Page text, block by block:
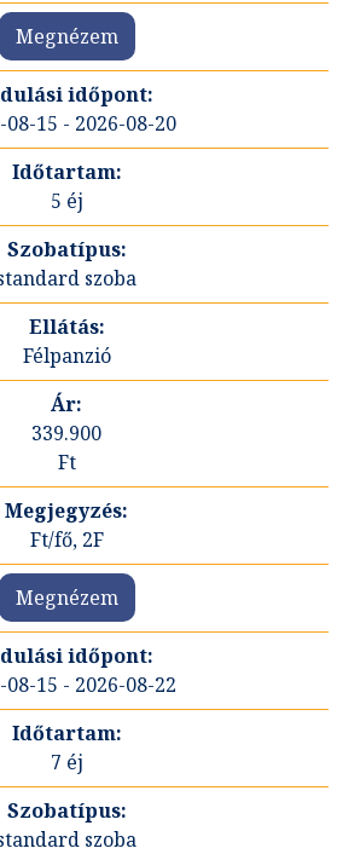
Megnézem
08-15 - 2026-08-20
5 éj
szoba
Félpanzió
339.900
Ft
Ft/fő, 2F
Megnézem
08-15 - 2026-08-22
7 éj
szoba